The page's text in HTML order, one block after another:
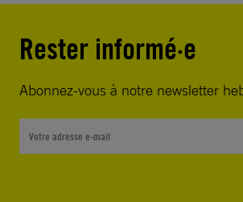
Rester informé·e
Abonnez-vous à notre newsletter